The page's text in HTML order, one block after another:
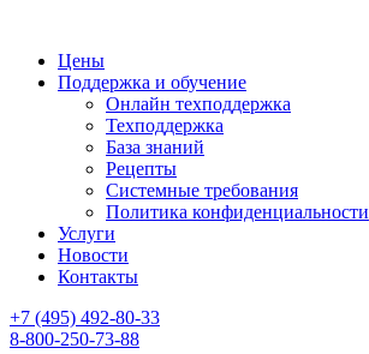
Цены
Поддержка и обучение
Онлайн техподдержка
Техподдержка
База знаний
Рецепты
Системные требования
Политика конфиденциальности
Услуги
Новости
Контакты
+7 (495) 492-80-33
8-800-250-73-88